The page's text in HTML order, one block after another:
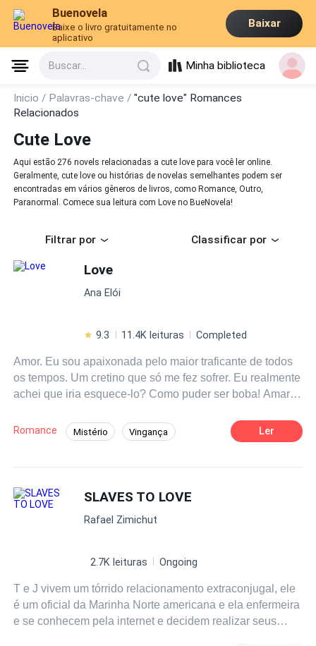
Buenovela
Baixe o livro gratuitamente no
aplicativo
Baixar
Buscar... Minha biblioteca
Inicio / Palavras-chave /"cute love" Romances
Relacionados
Cute Love
Aqui estão 276 novels relacionadas a cute love para você ler online.
Geralmente, cute love ou histórias de novelas semelhantes podem ser
encontradas em vários gêneros de livros, como Romance, Outro,
Paranormal. Comece sua leitura com Love no BueNovela!
Filtrar por Classificar por
Love
Ana Elói
9.3 11.4K leituras Completed
Amor. Eu sou apaixonada pelo maior traficante de todos
os tempos. Um cretino que só me fez sofrer. Eu realmente
achei que iria esquece-lo? Como puder ser boba! Amar
Romance Mistério Vingança Ler
SLAVES TO LOVE
Rafael Zimichut
2.7K leituras Ongoing
T e J vivem um tórrido relacionamento extraconjugal, ele
é um oficial da Marinha Norte americana e ela enfermeira
e se conhecem pela internet e decidem realizar seus